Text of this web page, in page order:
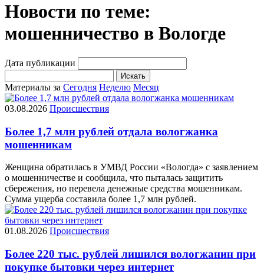
Новости по теме:
мошенничество в Вологде
Дата публикации
Искать
Материалы за Сегодня Неделю Месяц
03.08.2026 Происшествия
Более 1,7 млн рублей отдала вологжанка
мошенникам
Женщина обратилась в УМВД России «Вологда» с заявлением
о мошенничестве и сообщила, что пыталась защитить
сбережения, но перевела денежные средства мошенникам.
Сумма ущерба составила более 1,7 млн рублей.
01.08.2026 Происшествия
Более 220 тыс. рублей лишился вологжанин при
покупке бытовки через интернет